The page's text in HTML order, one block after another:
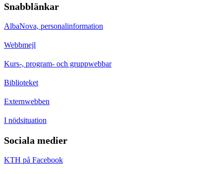
Snabblänkar
AlbaNova, personalinformation
Webbmejl
Kurs-, program- och gruppwebbar
Biblioteket
Externwebben
I nödsituation
Sociala medier
KTH på Facebook